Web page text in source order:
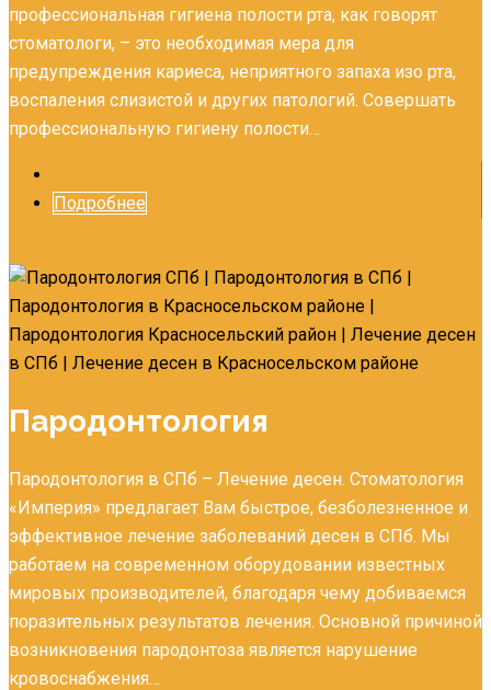
профессиональная гигиена полости рта, как говорят
стоматологи, – это необходимая мера для
предупреждения кариеса, неприятного запаха изо рта,
воспаления слизистой и других патологий. Совершать
профессиональную гигиену полости…
Подробнее
Пародонтология
Пародонтология в СПб – Лечение десен. Стоматология
«Империя» предлагает Вам быстрое, безболезненное и
эффективное лечение заболеваний десен в СПб. Мы
работаем на современном оборудовании известных
мировых производителей, благодаря чему добиваемся
поразительных результатов лечения. Основной причиной
возникновения пародонтоза является нарушение
кровоснабжения…